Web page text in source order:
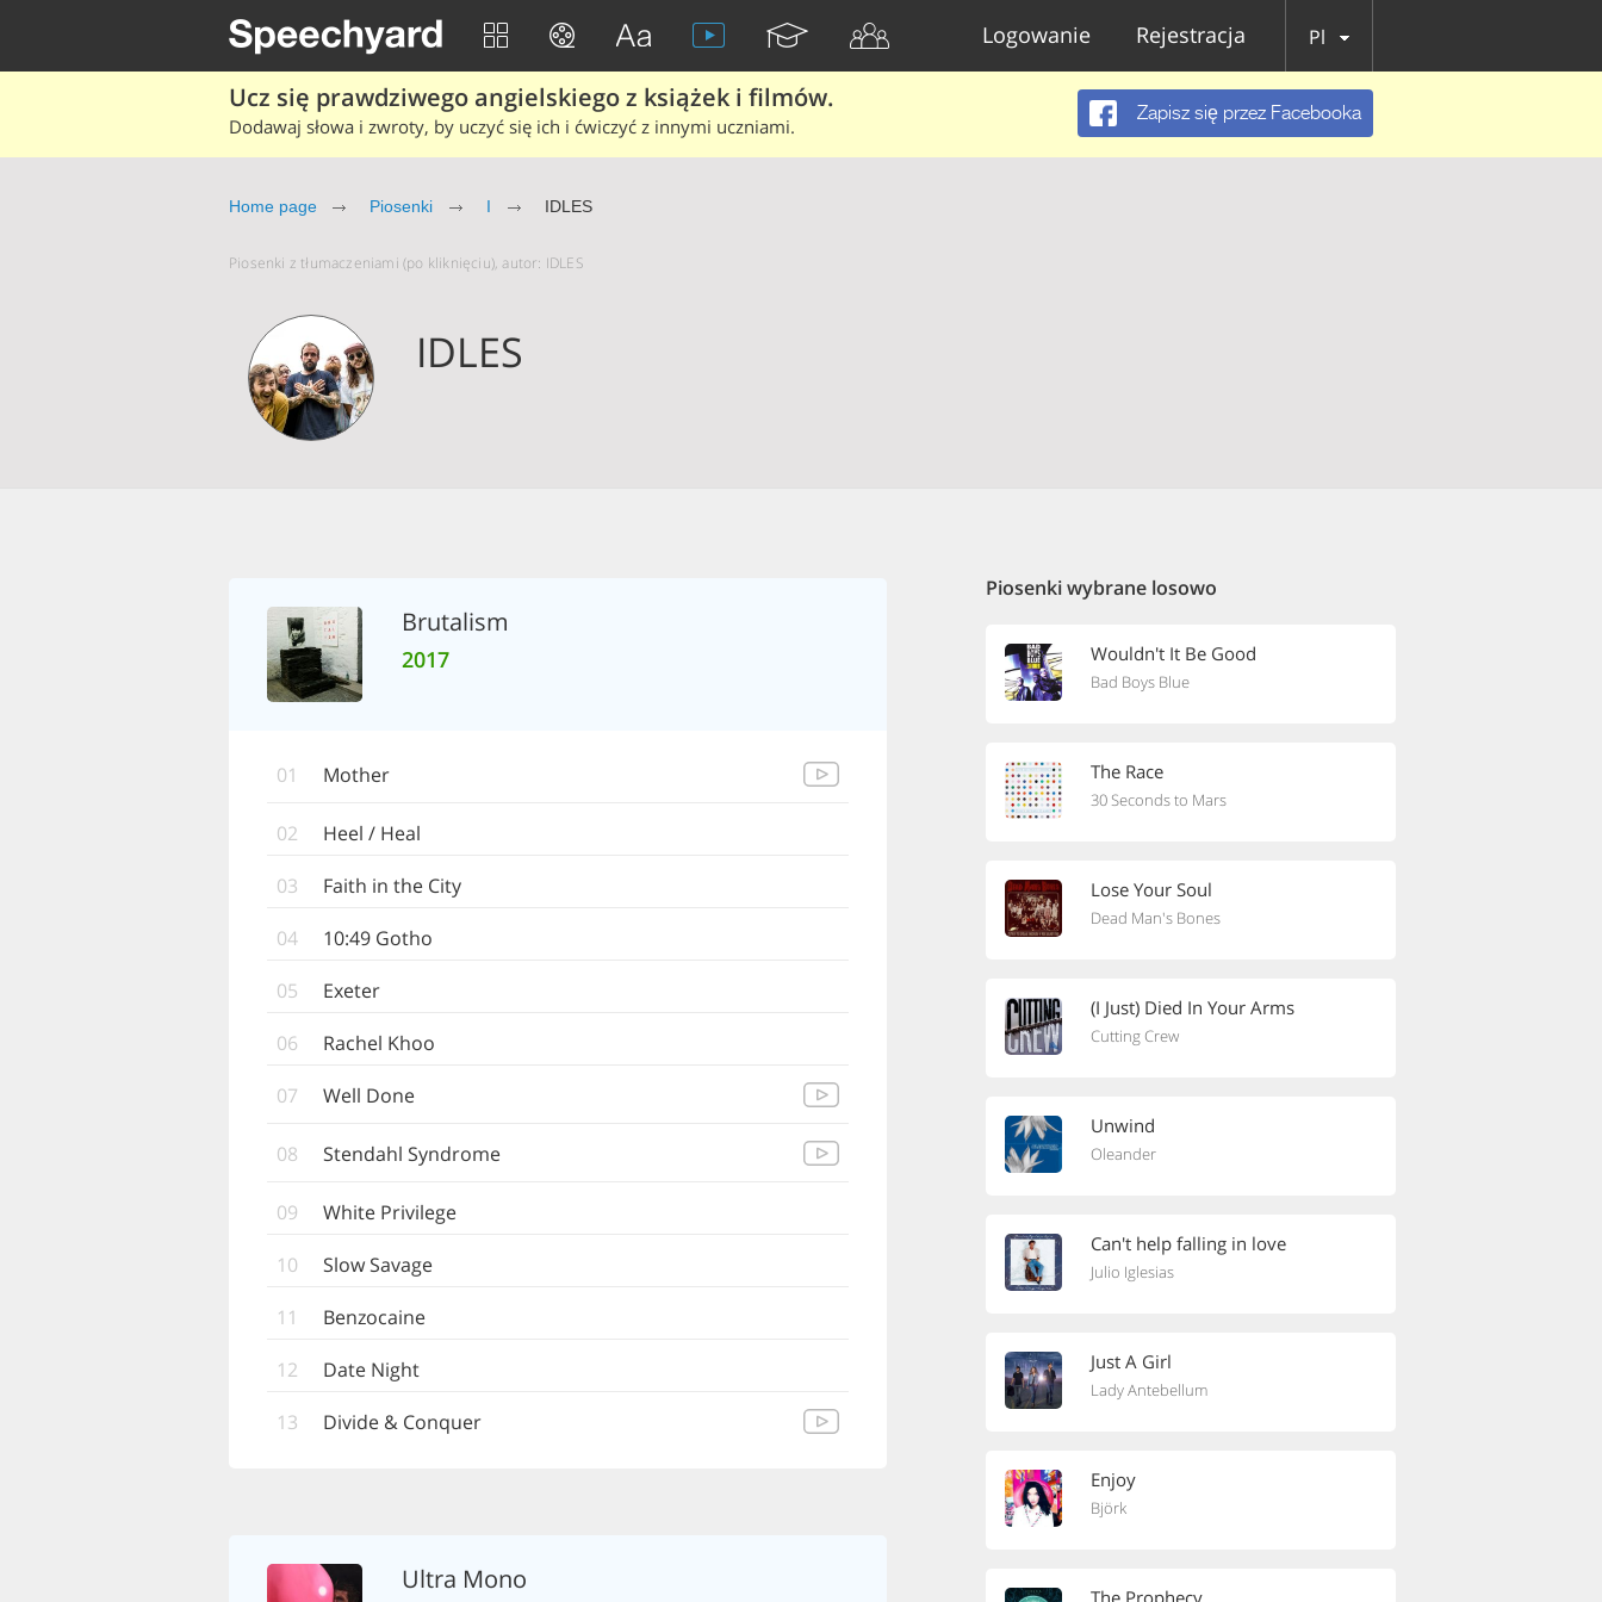
Logowanie Rejestracja Pl
Ucz się prawdziwego angielskiego z książek i filmów.
Dodawaj słowa i zwroty, by uczyć się ich i ćwiczyć z innymi uczniami.
Zapisz się przez Facebooka
Home page Piosenki I IDLES
Piosenki z tłumaczeniami (po kliknięciu), autor: IDLES
IDLES
Brutalism
2017
01 Mother
02
Heel / Heal
03
Faith in the City
04
10:49 Gotho
05
Exeter
06
Rachel Khoo
07
Well Done
08 Stendahl Syndrome
09
White Privilege
10
Slow Savage
11
Benzocaine
12
Date Night
13
Divide & Conquer
Ultra Mono
Piosenki wybrane losowo
Wouldn't It Be Good
Bad Boys Blue
The Race
30 Seconds to Mars
Lose Your Soul
Dead Man's Bones
(I Just) Died In Your Arms
Cutting Crew
Unwind
Oleander
Can't help falling in love
Julio Iglesias
Just A Girl
Lady Antebellum
Enjoy
Björk
The Prophecy